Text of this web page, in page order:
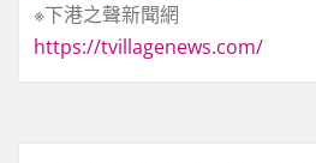
※下港之聲新聞網
https://tvillagenews.com/